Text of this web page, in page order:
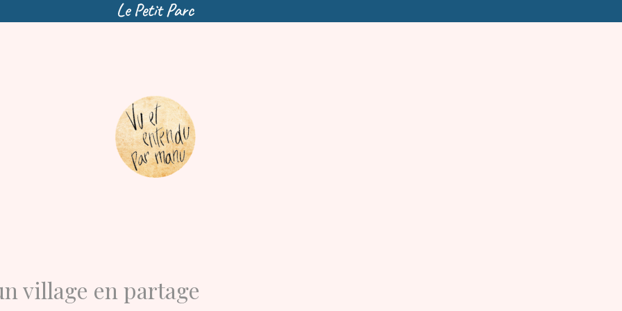
village en partage